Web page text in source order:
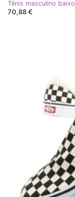
Tênis masculino
70,88 €